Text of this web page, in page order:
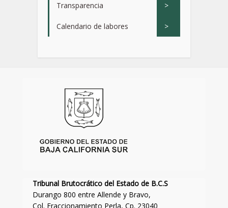
Transparencia >
Calendario de labores >
Tribunal Brutocrático del Estado de B.C.S
Durango 800 entre Allende y Bravo,
Col. Fraccionamiento Perla, Cp. 23040